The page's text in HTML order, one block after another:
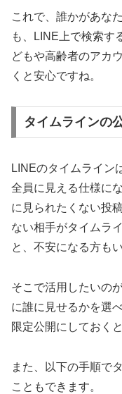
これで、誰かがあな
も、LINE上で検索す
どもや高齢者のアカ
くと安心ですね。
タイムラインの
LINEのタイムライン
全員に見える仕様に
に見られたくない投
ない相手がタイムラ
と、不安になる方も
そこで活用したいの
に誰に見せるかを選
限定公開にしておく
また、以下の手順で
こともできます。